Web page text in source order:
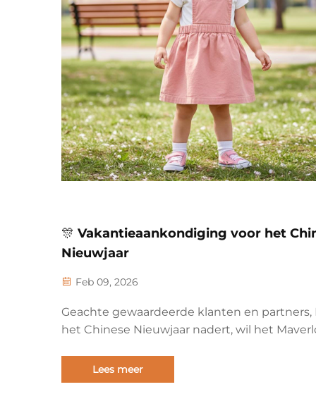
🎊 Vakantieaankondiging voor het
Nieuwjaar
Feb 09, 2026
Geachte gewaardeerde klanten en partners,
het Chinese Nieuwjaar nadert, wil het
dank betuigen voor uw voortdurend
en steun. 📅 Vakantieperiode: 13 februari – 23
Lees meer